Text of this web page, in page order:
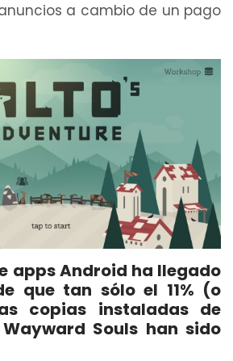
a cambio de un pago
apps Android ha llegado
que tan sólo el 11% (o
copias instaladas de
Souls han sido